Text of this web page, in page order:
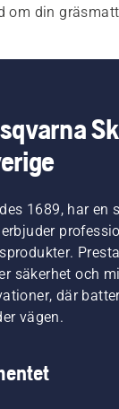
om din
1689, har en
säkerhet och
där
vägen.